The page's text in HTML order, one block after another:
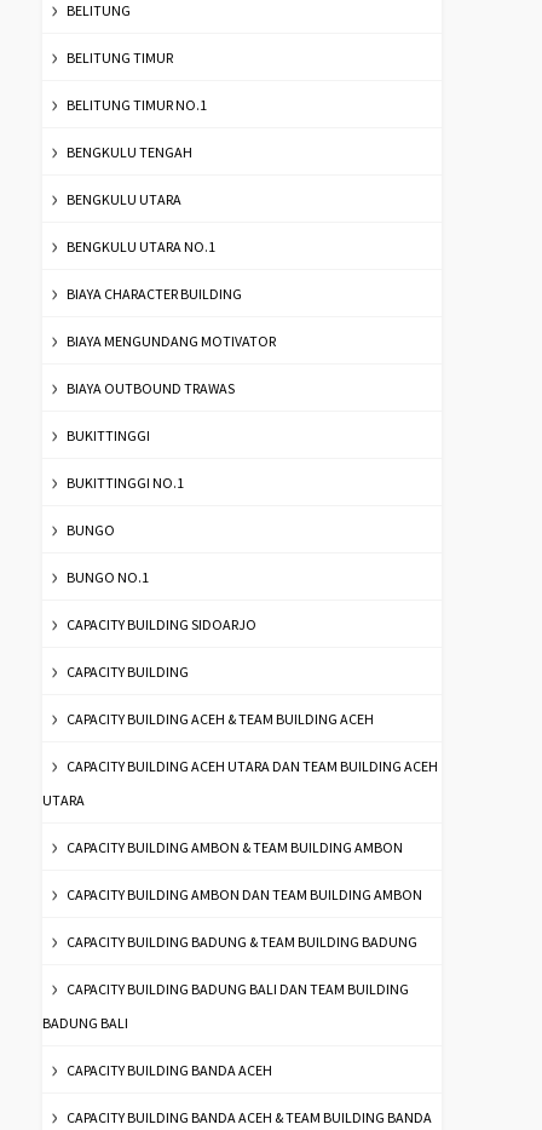
BELITUNG
BELITUNG TIMUR
BELITUNG TIMUR NO.1
BENGKULU TENGAH
BENGKULU UTARA
BENGKULU UTARA NO.1
BIAYA CHARACTER BUILDING
BIAYA MENGUNDANG MOTIVATOR
BIAYA OUTBOUND TRAWAS
BUKITTINGGI
BUKITTINGGI NO.1
BUNGO
BUNGO NO.1
CAPACITY BUILDING SIDOARJO
CAPACITY BUILDING
CAPACITY BUILDING ACEH & TEAM BUILDING ACEH
CAPACITY BUILDING ACEH UTARA DAN TEAM BUILDING ACEH
UTARA
CAPACITY BUILDING AMBON & TEAM BUILDING AMBON
CAPACITY BUILDING AMBON DAN TEAM BUILDING AMBON
CAPACITY BUILDING BADUNG & TEAM BUILDING BADUNG
CAPACITY BUILDING BADUNG BALI DAN TEAM BUILDING
BADUNG BALI
CAPACITY BUILDING BANDA ACEH
CAPACITY BUILDING BANDA ACEH & TEAM BUILDING BANDA